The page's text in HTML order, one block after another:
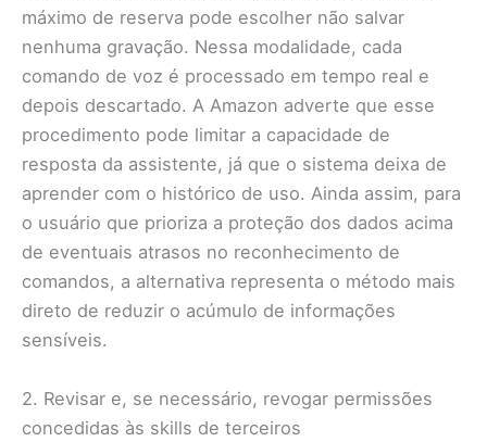
máximo de reserva pode escolher não salvar
nenhuma gravação. Nessa modalidade, cada
comando de voz é processado em tempo real e
depois descartado. A Amazon adverte que esse
procedimento pode limitar a capacidade de
resposta da assistente, já que o sistema deixa de
aprender com o histórico de uso. Ainda assim, para
o usuário que prioriza a proteção dos dados acima
de eventuais atrasos no reconhecimento de
comandos, a alternativa representa o método mais
direto de reduzir o acúmulo de informações
sensíveis.
2. Revisar e, se necessário, revogar permissões
concedidas às skills de terceiros